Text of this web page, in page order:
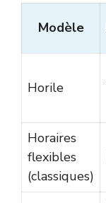
Modèle
Horile
Horaires
flexibles
(classiques)